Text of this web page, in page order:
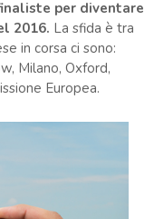
per diventare
2016. La sfida è tra
in corsa ci sono:
Milano, Oxford,
Europea.